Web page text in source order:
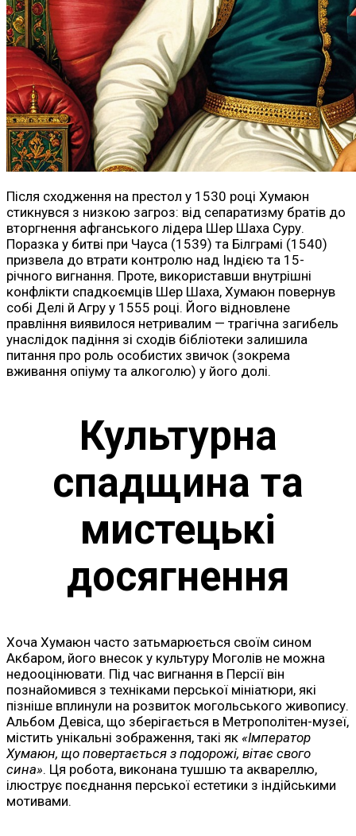
Після сходження на престол у 1530 році Хумаюн
стикнувся з низкою загроз: від сепаратизму братів до
вторгнення афганського лідера Шер Шаха Суру.
Поразка у битві при Чауса (1539) та Білграмі (1540)
призвела до втрати контролю над Індією та 15-
річного вигнання. Проте, використавши внутрішні
конфлікти спадкоємців Шер Шаха, Хумаюн повернув
собі Делі й Агру у 1555 році. Його відновлене
правління виявилося нетривалим — трагічна загибель
унаслідок падіння зі сходів бібліотеки залишила
питання про роль особистих звичок (зокрема
вживання опіуму та алкоголю) у його долі.
Культурна
спадщина та
мистецькі
досягнення
Хоча Хумаюн часто затьмарюється своїм сином
Акбаром, його внесок у культуру Моголів не можна
недооцінювати. Під час вигнання в Персії він
познайомився з техніками перської мініатюри, які
пізніше вплинули на розвиток могольського живопису.
Альбом Девіса, що зберігається в Метрополітен-музеї,
містить унікальні зображення, такі як «Імператор
Хумаюн, що повертається з подорожі, вітає свого
сина». Ця робота, виконана тушшю та аквареллю,
ілюструє поєднання перської естетики з індійськими
мотивами.